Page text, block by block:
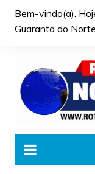
Bem-vindo(a).
Guarantã do